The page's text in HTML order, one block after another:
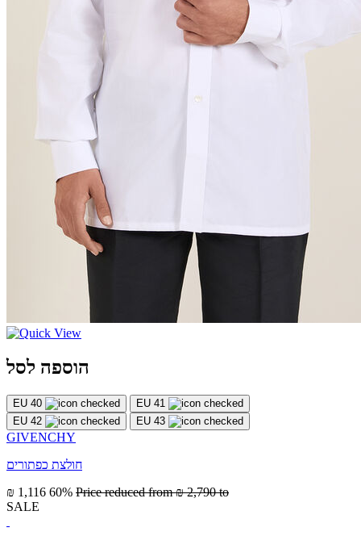
הוספה לסל
EU 40
EU 41
EU 42
EU 43
GIVENCHY
חולצת כפתורים
₪ 1,116 60% Price reduced from₪ 2,790 to
SALE